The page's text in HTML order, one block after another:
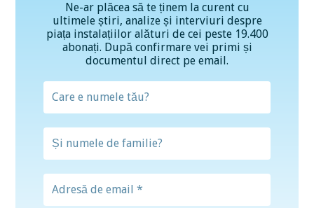
Ne-ar plăcea să te ținem la curent cu
ultimele știri, analize și interviuri despre
piața instalațiilor alături de cei peste 19.400
abonați. După confirmare vei primi și
documentul direct pe email.